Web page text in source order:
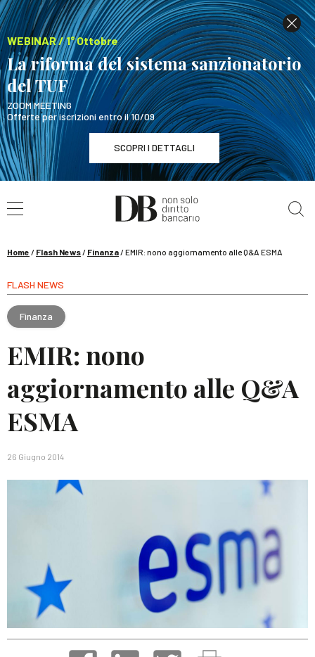
WEBINAR / 1° Ottobre
La riforma del sistema sanzionatorio
del TUF
ZOOM MEETING
Offerte per iscrizioni entro il 10/09
SCOPRI I DETTAGLI
WEBINAR / 1° Ottobre
La riforma del sistema sanzionatorio del TUF
Home / Flash News/ Finanza/EMIR: nono aggiornamento alle Q&A ESMA
FLASH NEWS
Finanza
EMIR: nono
aggiornamento alle Q&A
ESMA
26 Giugno 2014